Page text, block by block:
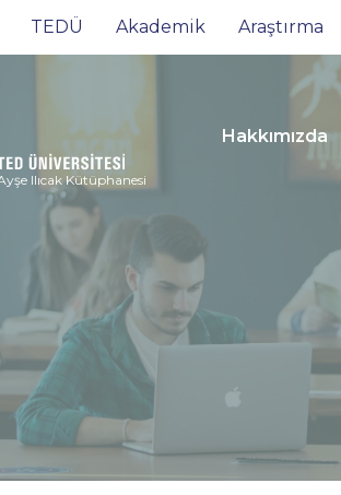
Ana
menüsü
TEDÜ Akademik Araştırma
Ilıcak Kütüphanesi
Hakkımızda